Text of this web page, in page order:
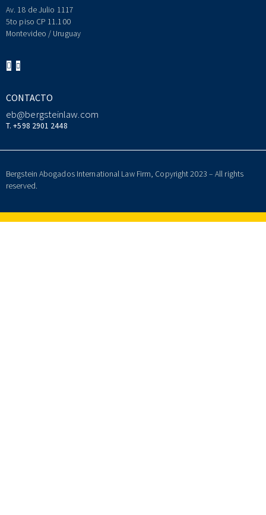
Av. 18 de Julio 1117
5to piso CP 11.100
Montevideo / Uruguay
CONTACTO
eb@bergsteinlaw.com
T. +598 2901 2448
Bergstein Abogados International Law Firm, Copyright 2023 – All rights
reserved.